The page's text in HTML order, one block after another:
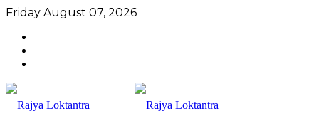
Friday August 07, 2026